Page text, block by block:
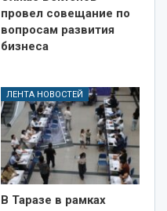
провел совещание по
вопросам развития
бизнеса
ЛЕНТА НОВОСТЕЙ
В Таразе в рамках